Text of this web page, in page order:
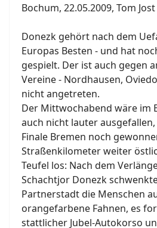
Bochum, 22.05.2009, Tom Jost
Donezk gehört nach dem
Europas Besten - und hat
gespielt. Der ist auch gegen
Vereine - Nordhausen,
nicht angetreten.
Der Mittwochabend wäre im
auch nicht lauter
Finale Bremen noch
Straßenkilometer weiter
Teufel los: Nach dem
Schachtjor Donezk
Partnerstadt die Menschen
orangefarbene Fahnen, es
stattlicher Jubel-Autokorso